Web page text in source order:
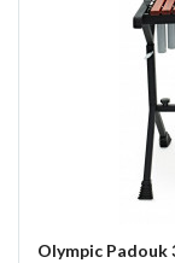
Olympic Padouk